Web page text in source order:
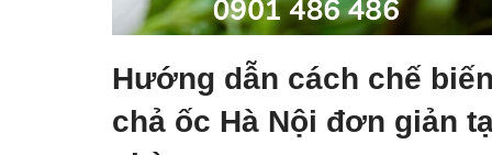
Hướng dẫn cách chế biến
chả ốc Hà Nội đơn giản